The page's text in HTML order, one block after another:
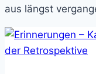
aus längst